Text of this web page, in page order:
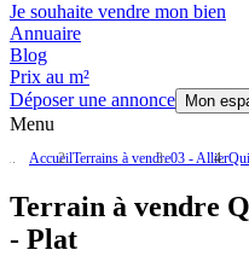
Je souhaite vendre mon bien
Annuaire
Blog
Prix au m²
Déposer une annonce
Mon
Menu
AccueilTerrains à vendre03 - Allier
Terrain à vendre
- Plat